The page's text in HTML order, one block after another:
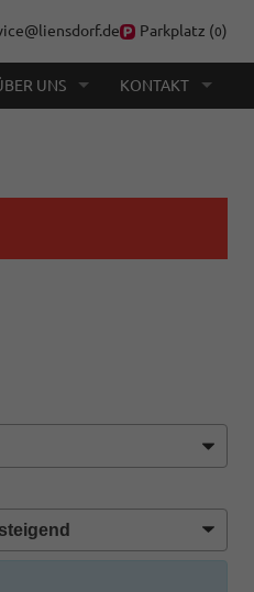
Parkplatz (0)
UNS KONTAKT